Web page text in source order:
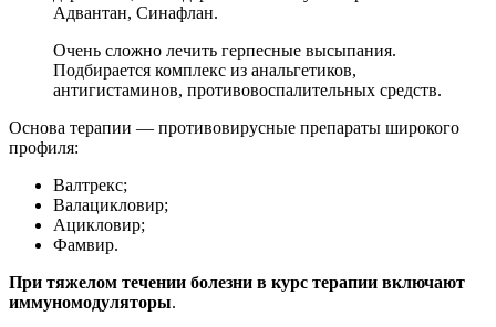
Адвантан, Синафлан.
Очень сложно лечить герпесные высыпания.
Подбирается комплекс из анальгетиков,
антигистаминов, противовоспалительных средств.
Основа терапии — противовирусные препараты широкого
профиля:
Валтрекс;
Валацикловир;
Ацикловир;
Фамвир.
При тяжелом течении болезни в курс терапии включают
иммуномодуляторы.